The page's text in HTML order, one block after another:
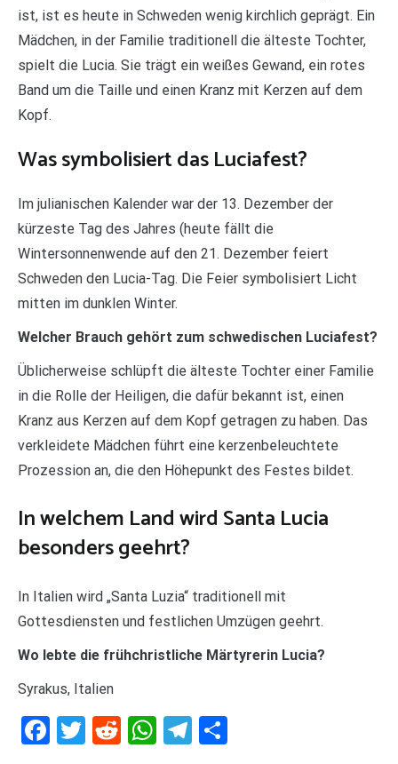
ist, ist es heute in Schweden wenig kirchlich geprägt. Ein
Mädchen, in der Familie traditionell die älteste Tochter,
spielt die Lucia. Sie trägt ein weißes Gewand, ein rotes
Band um die Taille und einen Kranz mit Kerzen auf dem
Kopf.
Was symbolisiert das Luciafest?
Im julianischen Kalender war der 13. Dezember der
kürzeste Tag des Jahres (heute fällt die
Wintersonnenwende auf den 21. Dezember feiert
Schweden den Lucia-Tag. Die Feier symbolisiert Licht
mitten im dunklen Winter.
Welcher Brauch gehört zum schwedischen Luciafest?
Üblicherweise schlüpft die älteste Tochter einer Familie
in die Rolle der Heiligen, die dafür bekannt ist, einen
Kranz aus Kerzen auf dem Kopf getragen zu haben. Das
verkleidete Mädchen führt eine kerzenbeleuchtete
Prozession an, die den Höhepunkt des Festes bildet.
In welchem Land wird Santa Lucia
besonders geehrt?
In Italien wird „Santa Luzia“ traditionell mit
Gottesdiensten und festlichen Umzügen geehrt.
Wo lebte die frühchristliche Märtyrerin Lucia?
Syrakus, Italien
Facebook
Twitter
RedditWhatsApp
Telegram